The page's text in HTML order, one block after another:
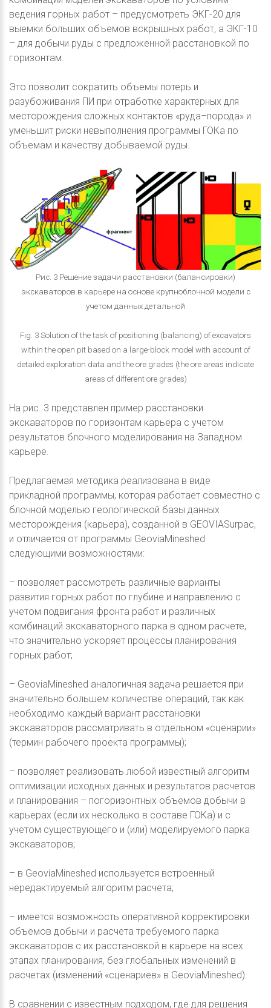
ведения горных работ – предусмотреть ЭКГ-20 для
выемки больших объемов вскрышных работ, а ЭКГ-10
– для добычи руды с предложенной расстановкой по
горизонтам.
Это позволит сократить объемы потерь и
разубоживания ПИ при отработке характерных для
месторождения сложных контактов «руда–порода» и
уменьшит риски невыполнения программы ГОКа по
объемам и качеству добываемой руды.
Рис. 3 Решение задачи расстановки (балансировки)
экскаваторов в карьере на основе крупноблочной модели с
учетом данных детальной
Fig. 3 Solution of the task of positioning (balancing) of excavators
within the open pit based on a large-block model with account of
detailed exploration data and the ore grades (the ore areas indicate
areas of different ore grades)
На рис. 3 представлен пример расстановки
экскаваторов по горизонтам карьера с учетом
результатов блочного моделирования на Западном
карьере.
Предлагаемая методика реализована в виде
прикладной программы, которая работает совместно с
блочной моделью геологической базы данных
месторождения (карьера), созданной в GEOVIASurpac,
и отличается от программы GeoviaMineshed
следующими возможностями:
– позволяет рассмотреть различные варианты
развития горных работ по глубине и направлению с
учетом подвигания фронта работ и различных
комбинаций экскаваторного парка в одном расчете,
что значительно ускоряет процессы планирования
горных работ;
– GeoviaMineshed аналогичная задача решается при
значительно большем количестве операций, так как
необходимо каждый вариант расстановки
экскаваторов рассматривать в отдельном «сценарии»
(термин рабочего проекта программы);
– позволяет реализовать любой известный алгоритм
оптимизации исходных данных и результатов расчетов
и планирования – погоризонтных объемов добычи в
карьерах (если их несколько в составе ГОКа) и с
учетом существующего и (или) моделируемого парка
экскаваторов;
– в GeoviaMineshed используется встроенный
нередактируемый алгоритм расчета;
– имеется возможность оперативной корректировки
объемов добычи и расчета требуемого парка
экскаваторов с их расстановкой в карьере на всех
этапах планирования, без глобальных изменений в
расчетах (изменений «сценариев» в GeoviaMineshed).
В сравнении с известным подходом, где для решения